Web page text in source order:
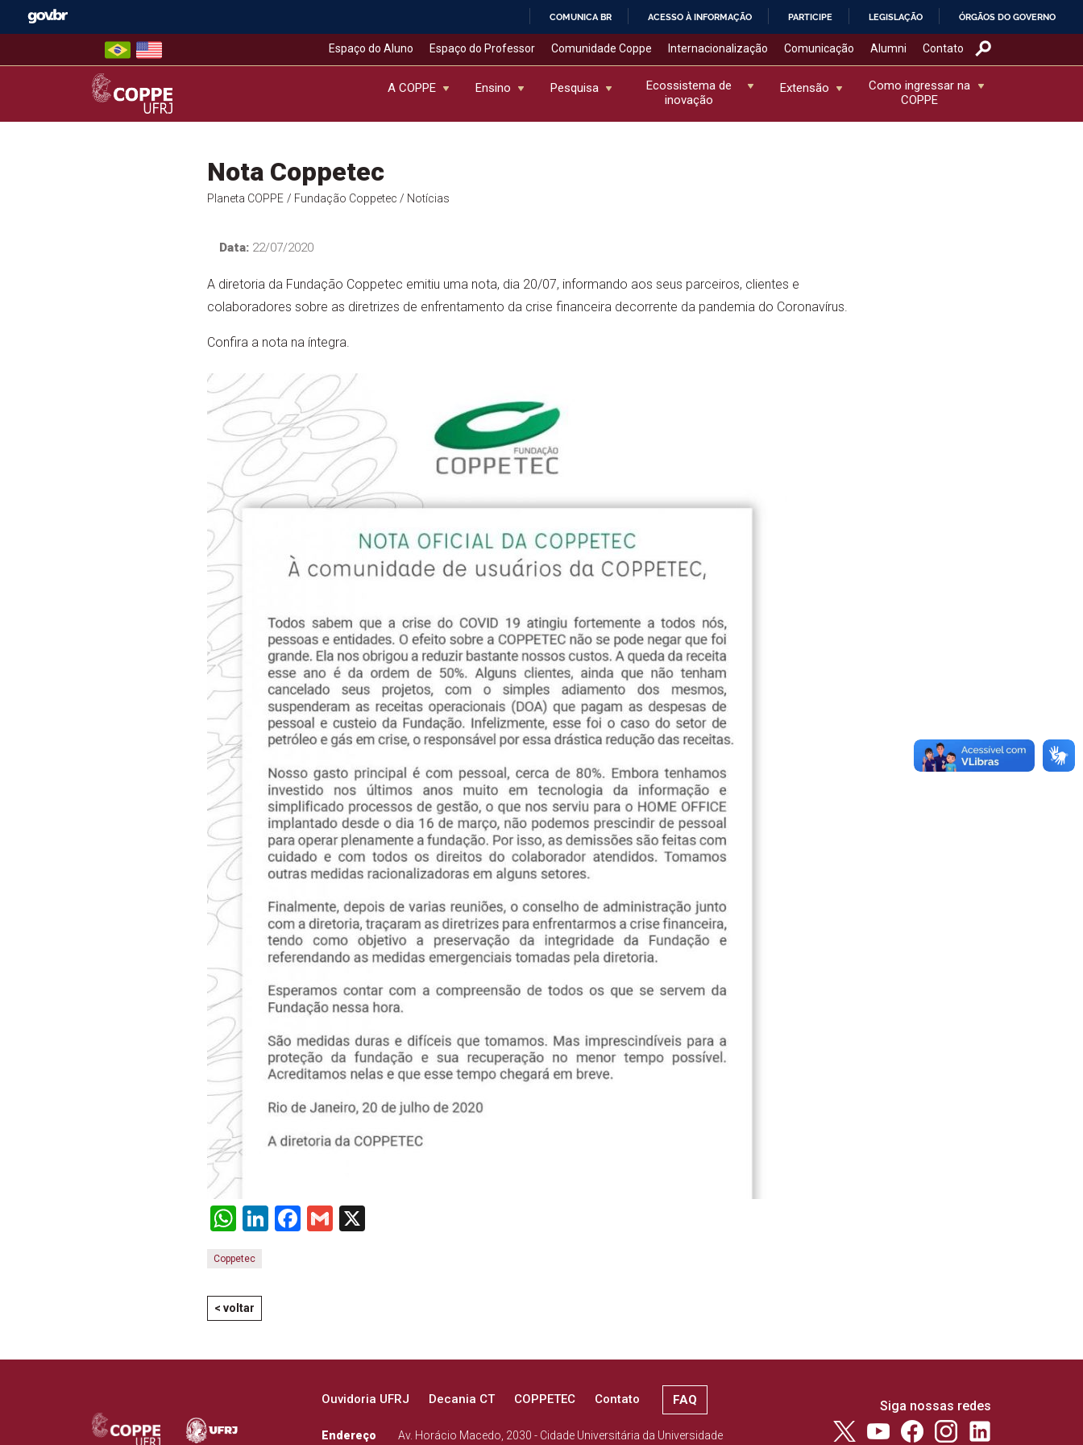
COMUNICA BR ACESSO À INFORMAÇÃO PARTICIPE LEGISLAÇÃO ÓRGÃOS DO GOVERNO
Espaço do Aluno Espaço do Professor Comunidade Coppe Internacionalização Comunicação Alumni Contato
COPPE – UFRJ
A COPPE Ensino Pesquisa
Ecossistema de
inovação
Extensão
Como ingressar na
COPPE
Nota Coppetec
Planeta COPPE / Fundação Coppetec / Notícias
Data:22/07/2020
A diretoria da Fundação Coppetec emitiu uma nota, dia 20/07, informando aos seus parceiros, clientes e
colaboradores sobre as diretrizes de enfrentamento da crise financeira decorrente da pandemia do Coronavírus.
Confira a nota na íntegra.
WhatsApp
LinkedIn
Facebook
Gmail
X
Coppetec
< voltar
Ouvidoria UFRJ Decania CT COPPETEC Contato FAQ
Endereço Av. Horácio Macedo, 2030 - Cidade Universitária da Universidade
Siga nossas redes